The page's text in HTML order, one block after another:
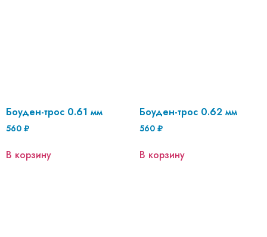
Боуден-трос 0.61 мм
560 ₽
В корзину
Боуден-трос 0.62 мм
560 ₽
В корзину